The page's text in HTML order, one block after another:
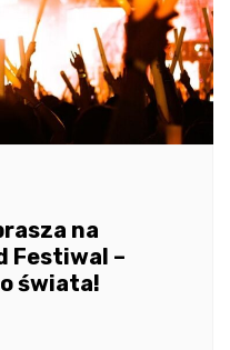
na
Festiwal –
świata!